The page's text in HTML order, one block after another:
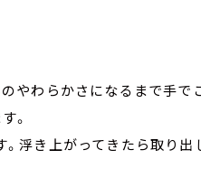
やわらかさになるまで手で
。
浮き上がってきたら取り出